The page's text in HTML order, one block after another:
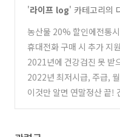
'라이프 log' 카테고리의
농산물 20% 할인에전통
절엔 장 보러 <대한민국,
휴대전화 구매 시 추가
대! 단통법 개정안 자세히
2021년에 건강검진 못 받
간 연장 및 신청방법 알아
2022년 최저시급, 주급,
담은 '일자리 안정자금'으
이것만 알면 연말정산 끝!